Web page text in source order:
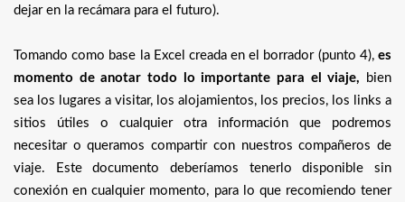
dejar en la recámara para el futuro).
Tomando como base la Excel creada en el borrador (punto 4), es
momento de anotar todo lo importante para el viaje, bien
sea los lugares a visitar, los alojamientos, los precios, los links a
sitios útiles o cualquier otra información que podremos
necesitar o queramos compartir con nuestros compañeros de
viaje. Este documento deberíamos tenerlo disponible sin
conexión en cualquier momento, para lo que recomiendo tener